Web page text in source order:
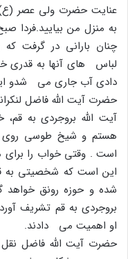
عنایت حضرت ولى عصر (ع)
به منزل من بیایید.فردا
چنان بارانى در گرفت
لباس هاى آنها به قدرى
دادى آب جارى مى شدو
حضرت آیت الله فاضل
آیت الله بروجردى به
هستم و شیخ طوسى روى
است . وقتى خواب را براى
این است که شخصیتى به
شده و حوزه رونق
بروجردى به قم تشریف
او اهمیت مى دادند.
حضرت آیت الله فاضل